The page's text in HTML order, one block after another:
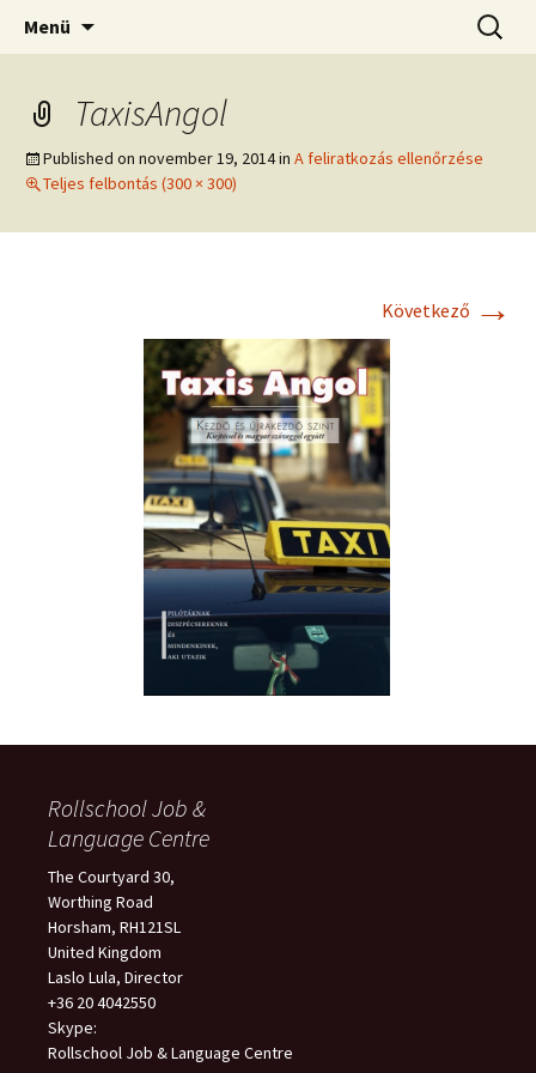
Kamionos Nyelvleckék
Kamionos Szakmai Nyelvleckék
Menü
TaxisAngol
Published on november 19, 2014in A feliratkozás ellenőrzése
Teljes felbontás (300 × 300)
Következő →
Rollschool Job &
Language Centre
The Courtyard 30,
Worthing Road
Horsham, RH121SL
United Kingdom
Laslo Lula, Director
+36 20 4042550
Skype:
Rollschool Job & Language Centre